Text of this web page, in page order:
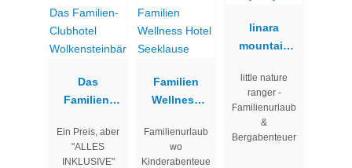
Das
Familien-
Wolkenstein
bär
Ein Preis, aber
"ALLES
INKLUSIVE"
Familien
Wellness
Seeklause
Familienurlaub
wo
Kinderabenteue
linara
mountain
little nature
ranger -
Familienurlaub
&
Bergabenteuer